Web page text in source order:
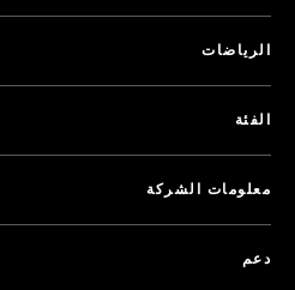
الرياضات
الفئة
معلومات الشركة
دعم